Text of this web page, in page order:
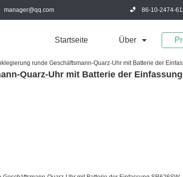
manager@qq.com 86-10-2474-
Startseite Über
runde Geschäftsmann-Quarz-Uhr mit Batterie der
Quarz-Uhr mit Batterie der Einfassung